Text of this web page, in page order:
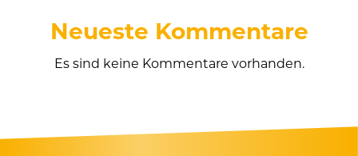
Neueste Kommentare
Es sind keine Kommentare vorhanden.